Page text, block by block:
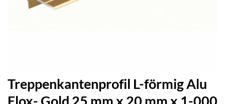
Treppenkantenprofil L-förmig Alu